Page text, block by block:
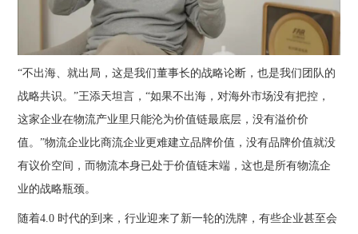
“不出海、就出局，这是我们董事长的战略论断，也是我们团队的
战略共识。”王添天坦言，“如果不出海，对海外市场没有把控，
这家企业在物流产业里只能沦为价值链最底层，没有溢价价
值。”物流企业比商流企业更难建立品牌价值，没有品牌价值就没
有议价空间，而物流本身已处于价值链末端，这也是所有物流企
业的战略瓶颈。
随着4.0 时代的到来，行业迎来了新一轮的洗牌，有些企业甚至会